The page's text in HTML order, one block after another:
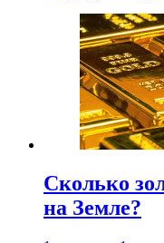
Сколько
на Земле?